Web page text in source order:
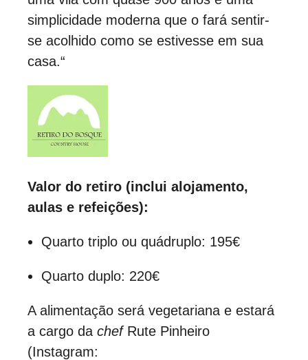
simplicidade moderna que o fará sentir-
se acolhido como se estivesse em sua
casa.“
Valor do retiro (inclui alojamento,
aulas e refeições):
Quarto triplo ou quádruplo: 195€
Quarto duplo: 220€
A alimentação será vegetariana e estará
a cargo da chefRute Pinheiro
(Instagram: